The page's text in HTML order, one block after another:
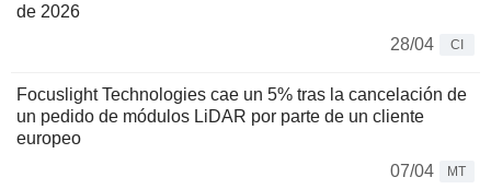
de 2026
28/04
CI
Focuslight Technologies cae un 5% tras la cancelación de
un pedido de módulos LiDAR por parte de un cliente
europeo
07/04
MT